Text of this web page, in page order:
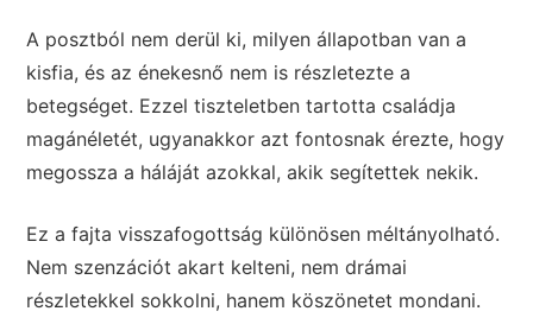
A posztból nem derül ki, milyen állapotban van a
kisfia, és az énekesnő nem is részletezte a
betegséget. Ezzel tiszteletben tartotta családja
magánéletét, ugyanakkor azt fontosnak érezte, hogy
megossza a háláját azokkal, akik segítettek nekik.
Ez a fajta visszafogottság különösen méltányolható.
Nem szenzációt akart kelteni, nem drámai
részletekkel sokkolni, hanem köszönetet mondani.